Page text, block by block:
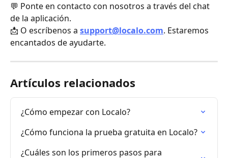
💬 Ponte en contacto con nosotros a través del chat
de la aplicación.
📩 O escríbenos a support@localo.com. Estaremos
encantados de ayudarte.
Artículos relacionados
¿Cómo empezar con Localo?
¿Cómo funciona la prueba gratuita en Localo?
¿Cuáles son los primeros pasos para